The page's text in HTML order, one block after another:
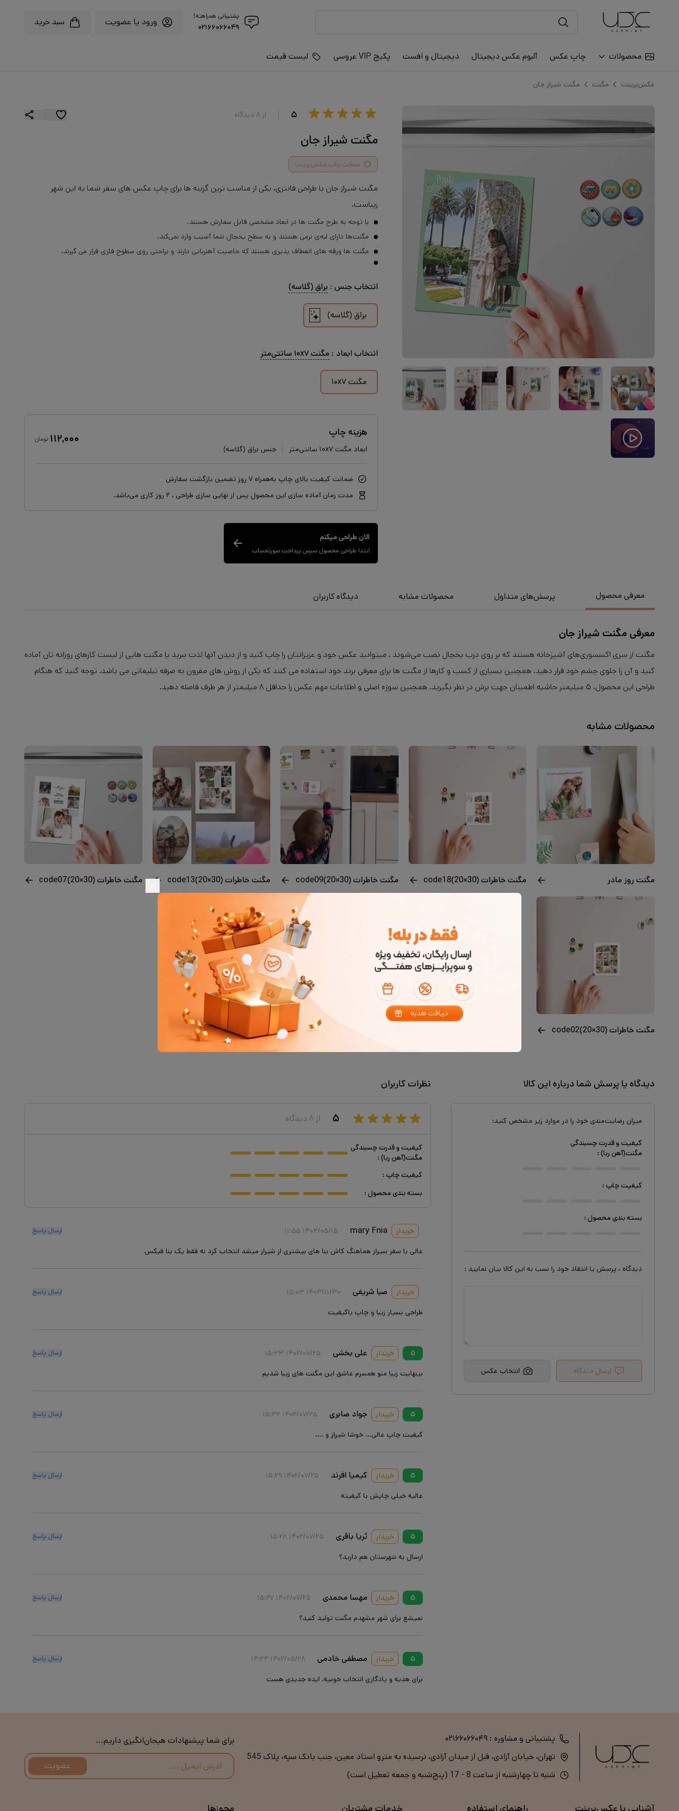
پشتیبانی همراهته!
۰۲۱۶۶۰۶۶۰۴۹ ورود یا عضویت سبد خرید
محصولات چاپ عکس آلبوم عکس دیجیتال دیجیتال و افست پکیج VIP عروسی لیست قیمت
عکس‌پرینت مگنت مگنت شیراز جان
۵ از ۸ دیدگاه
مگنت شیراز جان
ضمانت چاپ عکس‌پرینت
مگنت شیراز جان با طراحی فانتزی، یکی از مناسب ترین گزینه ها برای چاپ عکس های سفر شما به این شهر
زیباست.
با توجه به طرح مگنت ها در ابعاد مشخصی قابل سفارش هستند.
مگنت‌ها دارای لبه‌ی نرمی هستند و به سطح یخچال شما آسیب وارد نمی‌کند.
مگنت ها ورقه های انعطاف پذیری هستند که خاصیت آهنربایی دارند و براحتی روی سطوح فلزی قرار می گیرند.
انتخاب جنس : براق (گلاسه)
براق (گلاسه)
انتخاب ابعاد : مگنت ۱۰x۷ سانتی‌متر
مگنت ۱۰x۷
هزینه چاپ
ابعاد مگنت ۱۰x۷ سانتی‌متر جنس براق (گلاسه)
۱۱۲,۰۰۰ تومان
ضمانت کیفیت بالای چاپ به‌همراه ۷ روز تضمین بازگشت سفارش
مدت زمان آماده سازی این محصول پس از نهایی سازی طراحی ، ۲ روز کاری می‌باشد.
الان طراحی میکنم
ابتدا طراحی محصول سپس پرداخت صورتحساب
معرفی محصول پرسش‌های متداول محصولات مشابه دیدگاه کاربران
معرفی مگنت شیراز جان
مگنت از سری اکسسوری‌های آشپزخانه هستند که بر روی درب یخچال نصب می‌شوند . میتوانید عکس خود و عزیزانتان را چاپ کنید و از دیدن آنها لذت ببرید یا مگنت هایی از لیست کارهای روزانه تان آماده
کنید و آن را جلوی چشم خود قرار دهید. همچنین بسیاری از کسب و کارها از مگنت ها برای معرفی برند خود استفاده می کنند که یکی از روش های مقرون به صرفه تبلیغاتی می باشد. توجه کنید که هنگام
طراحی این محصول، ۵ میلیمتر حاشیه اطمینان جهت برش در نظر بگیرید. همچنین سوژه اصلی و اطلاعات مهم عکس را حداقل ۸ میلیمتر از هر طرف فاصله دهید.
محصولات مشابه
مگنت روز مادر مگنت خاطرات code18(20×30) مگنت خاطرات code09(20×30) مگنت خاطرات code13(20×30) مگنت خاطرات code07(20×30)
مگنت خاطرات code02(20×30)
دیدگاه یا پرسش شما درباره این کالا
میزان رضایت‌مندی خود را در موارد زیر مشخص کنید:
کیفیت و قدرت چسبندگی
مگنت(آهن ربا) :
کیفیت چاپ :
بسته بندی محصول :
دیدگاه ، پرسش یا انتقاد خود را نسب به این کالا بیان نمایید :
ارسال دیدگاه انتخاب عکس
نظرات کاربران
۵ از ۸ دیدگاه
کیفیت و قدرت چسبندگی
مگنت(آهن ربا):
کیفیت چاپ:
بسته بندی محصول:
خریدار mary Fnia ۱۴۰۴/۰۵/۱۵ ۱۱:۵۵ ارسال پاسخ
عالی با سفر سیراز هماهنگ کاش بنا های بیشتری از شیراز میشد انتخاب کرد نه فقط یک بنا فیکس
خریدار صبا شریفی ۱۴۰۳/۱۱/۳۰ ۱۵:۰۳ ارسال پاسخ
طراحی بسیار زیبا و چاپ باکیفیت
۵ خریدار علی بخشی ۱۴۰۲/۰۷/۲۵ ۱۵:۳۳ ارسال پاسخ
بینهایت زیبا منو همسرم عاشق این مگنت های زیبا شدیم
۵ خریدار جواد صابری ۱۴۰۲/۰۷/۲۵ ۱۵:۳۲ ارسال پاسخ
کیفیت چاپ عالی... خوشا شیراز و ....
۵ خریدار کیمیا افرند ۱۴۰۲/۰۷/۲۵ ۱۵:۲۹ ارسال پاسخ
عالیه خیلی چاپش با کیفیته
۵ خریدار ثریا باقری ۱۴۰۲/۰۷/۲۵ ۱۵:۲۸ ارسال پاسخ
ارسال به شهرستان هم دارید؟
۵ خریدار مهسا محمدی ۱۴۰۲/۰۷/۲۵ ۱۵:۲۷ ارسال پاسخ
نمیشع برای شهر مشهدم مگنت تولید کنید؟
۵ خریدار مصطفی خادمی ۱۴۰۲/۰۵/۲۸ ۱۴:۲۴ ارسال پاسخ
برای هدیه و یادگاری انتخاب خوبیه. ایده جدیدی هست
پشتیبانی و مشاوره : ۰۲۱۶۶۰۶۶۰۴۹
تهران، خیابان آزادی، قبل از میدان آزادی، نرسیده به مترو استاد معین، جنب بانک سپه، پلاک 545
شنبه تا چهارشنبه از ساعت 8 - 17 (پنج‌شنبه و جمعه تعطیل است)
برای شما پیشنهادات هیجان‌انگیزی داریم...
عضویت